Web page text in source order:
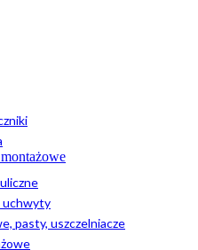
uchwyty
pasty, uszczelniacze